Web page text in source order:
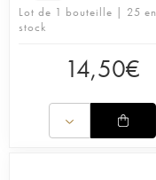
Lot de 1 bouteille | 25 en
stock
14,50€